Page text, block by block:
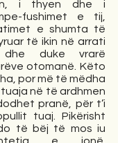
i thyen dhe i
fushimet e tij,
e shumta të
të ikin në arrati
duke vrarë
otomanë. Këto
por më të mëdha
në të ardhmen
pranë, për t’i
tuaj. Pikërisht
të bëj të mos iu